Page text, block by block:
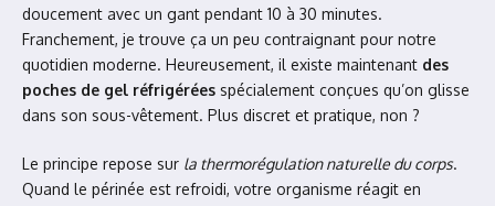
doucement avec un gant pendant 10 à 30 minutes.
Franchement, je trouve ça un peu contraignant pour notre
quotidien moderne. Heureusement, il existe maintenant des
poches de gel réfrigérées spécialement conçues qu’on glisse
dans son sous-vêtement. Plus discret et pratique, non ?
Le principe repose sur la thermorégulation naturelle du corps.
Quand le périnée est refroidi, votre organisme réagit en